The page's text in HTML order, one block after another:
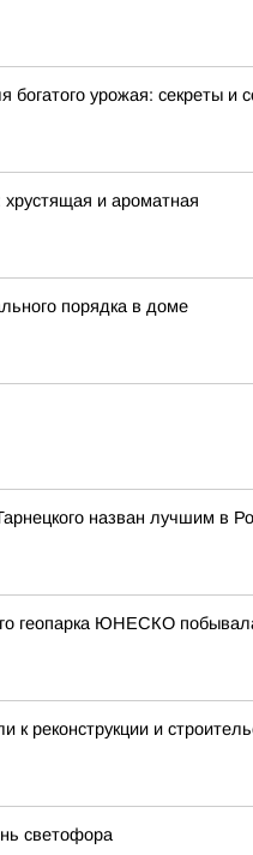
урожая: секреты и
хрустящая и ароматная
порядка в доме
назван лучшим в
геопарка ЮНЕСКО
к реконструкции и
светофора